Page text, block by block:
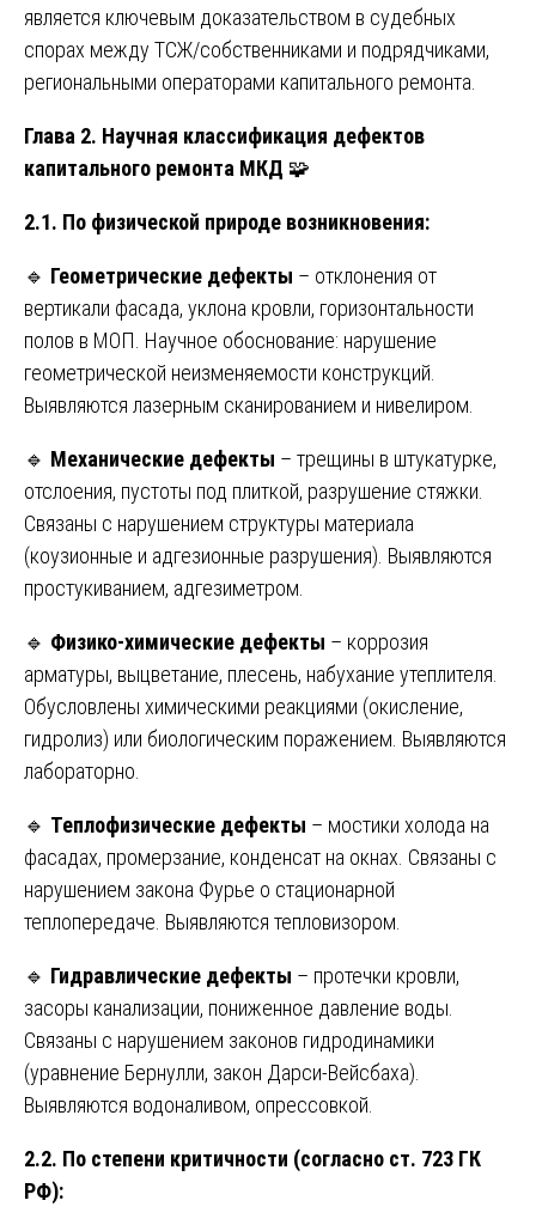
является ключевым доказательством в судебных
спорах между ТСЖ/собственниками и подрядчиками,
региональными операторами капитального ремонта.
Глава 2. Научная классификация дефектов
капитального ремонта МКД 🧩
2.1. По физической природе возникновения:
🔹 Геометрические дефекты – отклонения от
вертикали фасада, уклона кровли, горизонтальности
полов в МОП. Научное обоснование: нарушение
геометрической неизменяемости конструкций.
Выявляются лазерным сканированием и нивелиром.
🔹 Механические дефекты – трещины в штукатурке,
отслоения, пустоты под плиткой, разрушение стяжки.
Связаны с нарушением структуры материала
(коузионные и адгезионные разрушения). Выявляются
простукиванием, адгезиметром.
🔹 Физико-химические дефекты – коррозия
арматуры, выцветание, плесень, набухание утеплителя.
Обусловлены химическими реакциями (окисление,
гидролиз) или биологическим поражением. Выявляются
лабораторно.
🔹 Теплофизические дефекты – мостики холода на
фасадах, промерзание, конденсат на окнах. Связаны с
нарушением закона Фурье о стационарной
теплопередаче. Выявляются тепловизором.
🔹 Гидравлические дефекты – протечки кровли,
засоры канализации, пониженное давление воды.
Связаны с нарушением законов гидродинамики
(уравнение Бернулли, закон Дарси-Вейсбаха).
Выявляются водоналивом, опрессовкой.
2.2. По степени критичности (согласно ст. 723 ГК
РФ):